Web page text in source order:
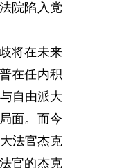
院陷入党
将在未来
在任内积
自由派大
面。而今
法官杰克
官的杰克